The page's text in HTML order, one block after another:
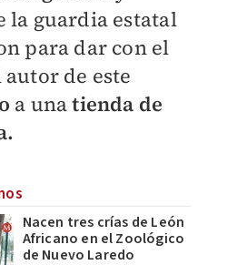
la guardia estatal
para dar con el
de este
a unatienda de
Nacen tres crías de León
Africano en el Zoológico
de Nuevo Laredo